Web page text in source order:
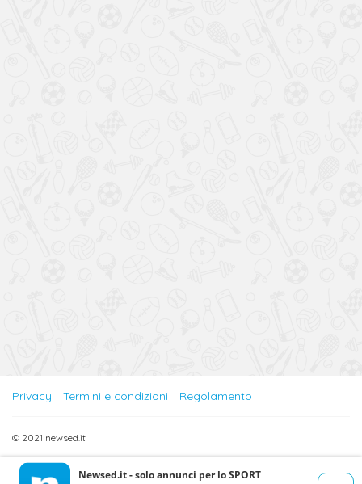
Privacy Termini e condizioni Regolamento
© 2021 newsed.it